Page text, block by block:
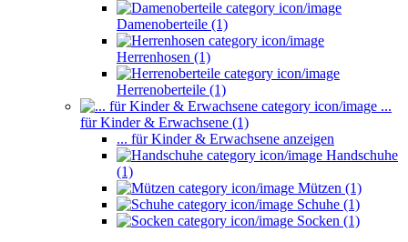
Damenoberteile (1)
Herrenhosen (1)
Herrenoberteile (1)
...
für Kinder & Erwachsene (1)
... für Kinder & Erwachsene anzeigen
Handschuhe
(1)
Mützen (1)
Schuhe (1)
Socken (1)